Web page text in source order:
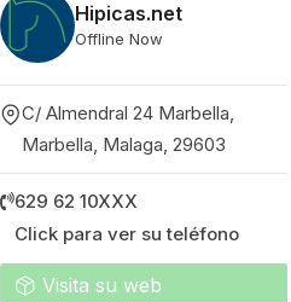
Hipicas.net
Offline Now
C/ Almendral 24 Marbella,
Marbella, Malaga, 29603
629 62 10XXX
Click para ver su teléfono
Visita su web